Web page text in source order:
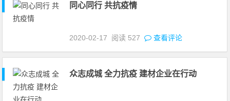
同心同行 共抗疫情
2020-02-17 阅读 527 查看评论
众志成城 全力抗疫 建材企业在行动